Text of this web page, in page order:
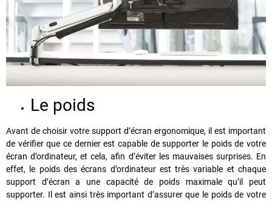
Le poids
Avant de choisir votre support d’écran ergonomique, il est important
de vérifier que ce dernier est capable de supporter le poids de votre
écran d’ordinateur, et cela, afin d’éviter les mauvaises surprises. En
effet, le poids des écrans d’ordinateur est très variable et chaque
support d’écran a une capacité de poids maximale qu’il peut
supporter. Il est ainsi très important d’assurer que le poids de votre